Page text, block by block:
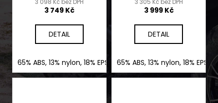
3 098 Kč bez DPH
3 749 Kč
DETAIL
65% ABS, 13% nylon, 18% EPS, 4% nerez ocel
3 305 Kč bez DPH
3 999 Kč
DETAIL
65% ABS, 13% nylon, 18% EPS,